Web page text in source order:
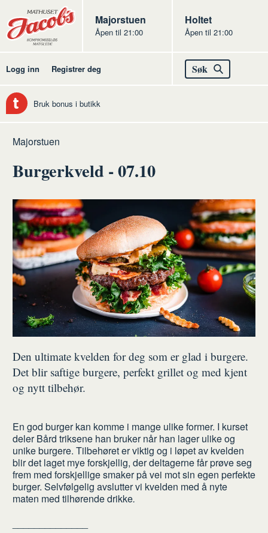
Butikker
Jacobs
Majorstuen
Åpen til 21:00
Jacobs
Holtet
Åpen til 21:00
Logg inn Registrer deg Søk
Bruk bonus i butikk
Hjem
Majorstuen
Burgerkveld - 07.10
Den ultimate kvelden for deg som er glad i burgere.
Det blir saftige burgere, perfekt grillet og med kjent
og nytt tilbehør.
En god burger kan komme i mange ulike former. I kurset
deler Bård triksene han bruker når han lager ulike og
unike burgere. Tilbehøret er viktig og i løpet av kvelden
blir det laget mye forskjellig, der deltagerne får prøve seg
frem med forskjellige smaker på vei mot sin egen perfekte
burger. Selvfølgelig avslutter vi kvelden med å nyte
maten med tilhørende drikke.